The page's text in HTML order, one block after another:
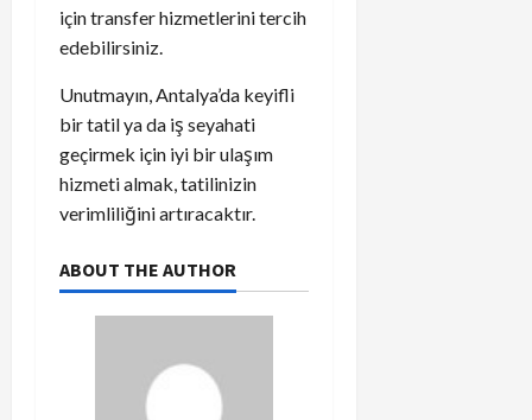
için transfer hizmetlerini tercih
edebilirsiniz.
Unutmayın, Antalya’da keyifli
bir tatil ya da iş seyahati
geçirmek için iyi bir ulaşım
hizmeti almak, tatilinizin
verimliliğini artıracaktır.
ABOUT THE AUTHOR